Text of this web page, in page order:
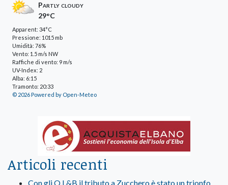
Partly cloudy
29°C
Apparent: 34°C
Pressione: 1015 mb
Umidità: 76%
Vento: 1.5 m/s NW
Raffiche di vento: 9 m/s
UV-Index: 2
Alba: 6:15
Tramonto: 20:33
© 2026 Powered by Open-Meteo
Articoli recenti
Con gli O.I.&B il tributo a Zucchero è stato un trionfo